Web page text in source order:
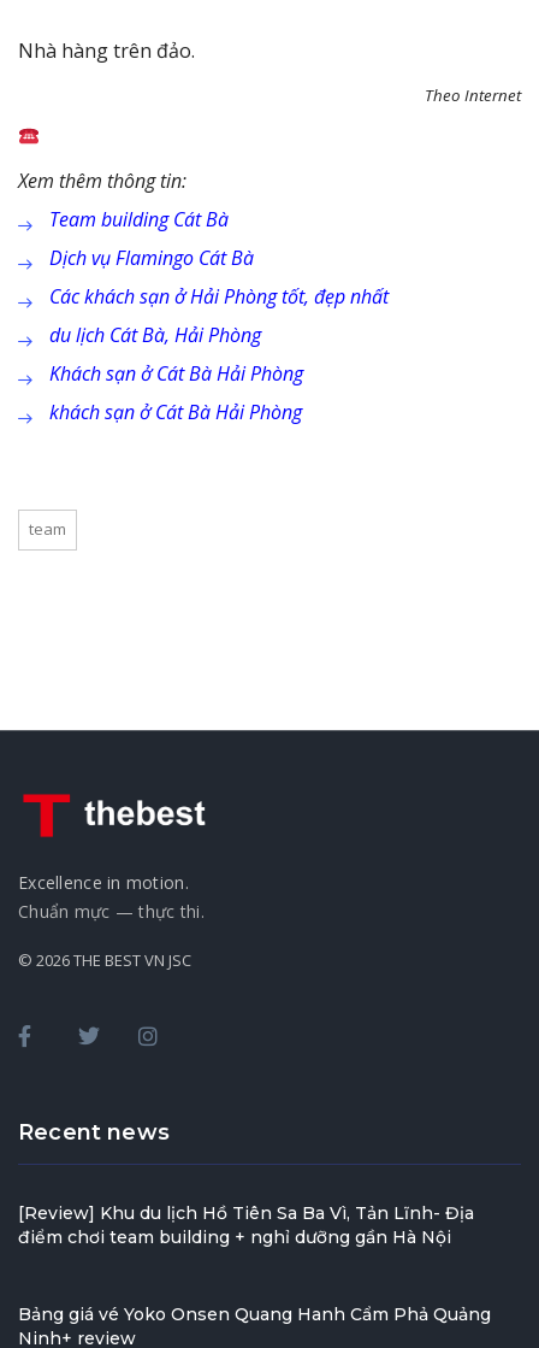
Nhà hàng trên đảo.
Theo Internet
Xem thêm thông tin:
Team building Cát Bà
Dịch vụ Flamingo Cát Bà
Các khách sạn ở Hải Phòng tốt, đẹp nhất
du lịch Cát Bà, Hải Phòng
Khách sạn ở Cát Bà Hải Phòng
khách sạn ở Cát Bà Hải Phòng
team
Excellence in motion.
Chuẩn mực — thực thi.
© 2026 THE BEST VN JSC
Recent news
[Review] Khu du lịch Hồ Tiên Sa Ba Vì, Tản Lĩnh- Địa
điểm chơi team building + nghỉ dưỡng gần Hà Nội
Bảng giá vé Yoko Onsen Quang Hanh Cẩm Phả Quảng
Ninh+ review